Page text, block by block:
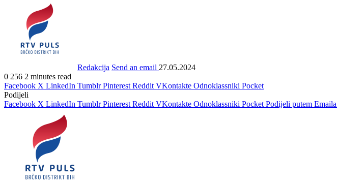
Redakcija Send an email 27.05.2024
0 256 2 minutes read
Facebook X LinkedIn Tumblr Pinterest Reddit VKontakte Odnoklassniki Pocket
Podijeli
Facebook X LinkedIn Tumblr Pinterest Reddit VKontakte Odnoklassniki Pocket Podijeli putem Emaila